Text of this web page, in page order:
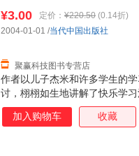
作者以儿子杰米和许多学生的
讨，栩栩如生地讲解了快乐学
方法揉合在一起，做了简短而
幽默。 喻理于学，学而励志，
¥3.00 定价： ¥220.50 (0.14折)
聚赢科技图书专营店
2004-01-01 /当代中国出版社
加入购物车 收藏